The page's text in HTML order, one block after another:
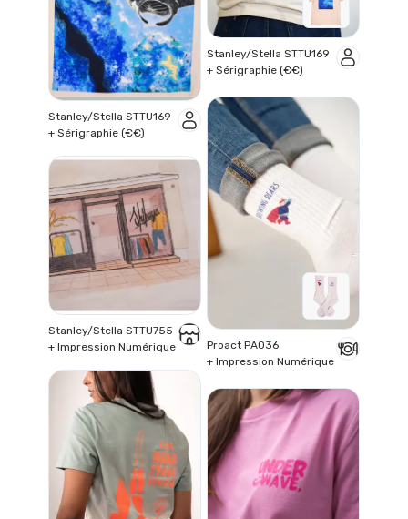
Stanley/Stella STTU169
+ Sérigraphie (€€)
Stanley/Stella STTU169
+ Sérigraphie (€€)
Proact PA036
+ Impression Numérique
Stanley/Stella STTU755
+ Impression Numérique